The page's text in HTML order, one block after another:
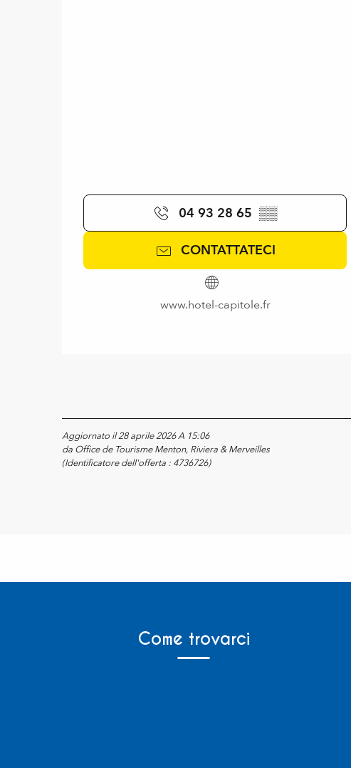
04 93 28 65 ▒▒
CONTATTATECI
www.hotel-capitole.fr
Aggiornato il 28 aprile 2026 A 15:06
da Office de Tourisme Menton, Riviera & Merveilles
(Identificatore dell'offerta : 4736726)
Come trovarci